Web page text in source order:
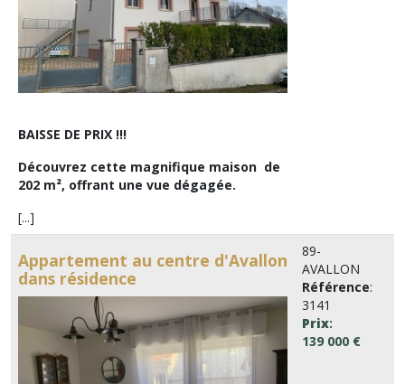
BAISSE DE PRIX !!!
Découvrez cette magnifique maison de
202 m², offrant une vue dégagée.
[...]
Appartement au centre d'Avallon
dans résidence
89-
AVALLON
Référence:
3141
Prix:
139 000 €